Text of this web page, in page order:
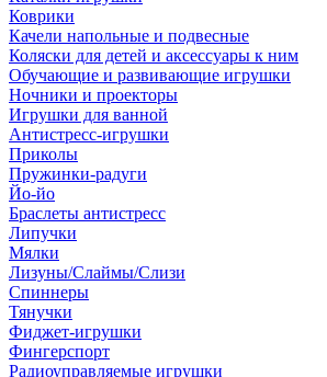
Коврики
Качели напольные и подвесные
Коляски для детей и аксессуары к ним
Обучающие и развивающие игрушки
Ночники и проекторы
Игрушки для ванной
Антистресс-игрушки
Приколы
Пружинки-радуги
Йо-йо
Браслеты антистресс
Липучки
Мялки
Лизуны/Слаймы/Слизи
Спиннеры
Тянучки
Фиджет-игрушки
Фингерспорт
Радиоуправляемые игрушки